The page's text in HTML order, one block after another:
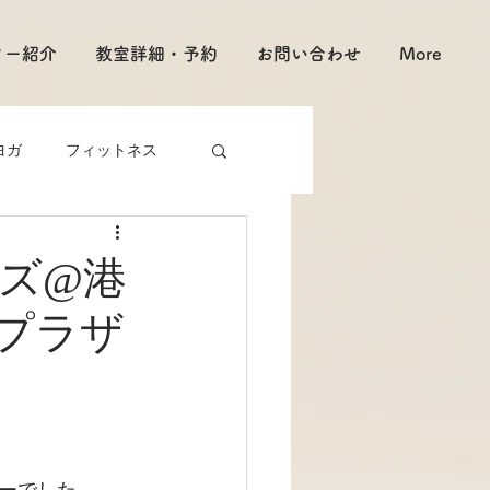
紹介 教室詳細・予約 お問い合わせ More
ガ フィットネス
@港
ラザ